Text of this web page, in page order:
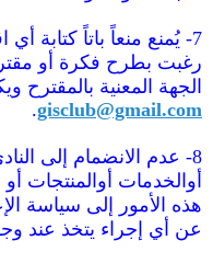
7- يُمنع منعاً باتاً كتابة
رغبت بطرح فكرة أو
الجهة المعنية بالمقترح
gisclub@gmail.com
.
8- عدم الانضمام إلى
أوالخدمات أوالمنتجات
هذه الأمور إلى سياسة
عن أي إجراء يتخذ عند